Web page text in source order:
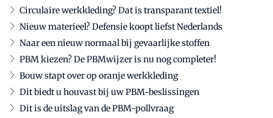
Circulaire werkkleding? Dat is transparant textiel!
Nieuw materieel? Defensie koopt liefst Nederlands
Naar een nieuw normaal bij gevaarlijke stoffen
PBM kiezen? De PBMwijzer is nu nog completer!
Bouw stapt over op oranje werkkleding
Dit biedt u houvast bij uw PBM-beslissingen
Dit is de uitslag van de PBM-pollvraag